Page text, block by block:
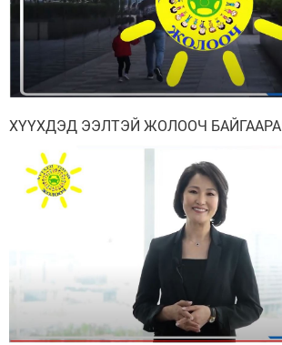
ХҮҮХДЭД ЭЭЛТЭЙ ЖОЛООЧ